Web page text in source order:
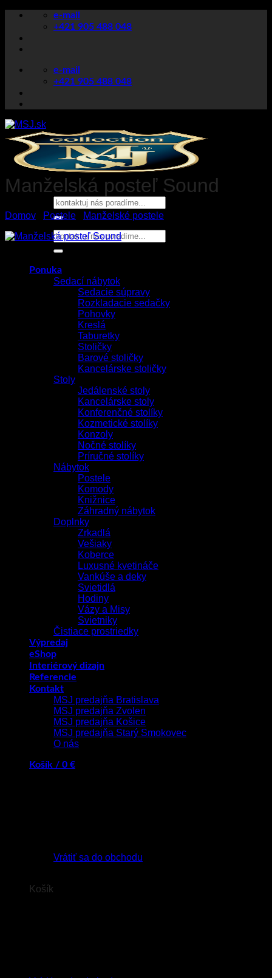
Skip
content
e-mail
+421 905 488 048
e-mail
+421 905 488 048
Hľadať:
Hľadať:
Ponuka
Sedací nábytok
Sedacie súpravy
Rozkladacie sedačky
Pohovky
Kreslá
Taburetky
Stoličky
Barové stoličky
Kancelárske stoličky
Stoly
Jedálenské stoly
Kancelárske stoly
Konferenčné stolíky
Kozmetické stolíky
Konzoly
Nočné stolíky
Príručné stolíky
Nábytok
Postele
Komody
Knižnice
Záhradný nábytok
Doplnky
Zrkadlá
Vešiaky
Koberce
Luxusné kvetináče
Vankúše a deky
Svietidlá
Hodiny
Vázy a Misy
Svietniky
Čistiace prostriedky
Výpredaj
eShop
Interiérový dizajn
Referencie
Kontakt
MSJ predajňa Bratislava
MSJ predajňa Zvolen
MSJ predajňa Košice
MSJ predajňa Starý Smokovec
O nás
Košík / 0 €
Vrátiť sa do obchodu
Košík
Manželská posteľ Sound
Domov Postele Manželské postele